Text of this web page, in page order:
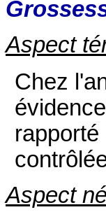
Aspect
Chez
Aspect